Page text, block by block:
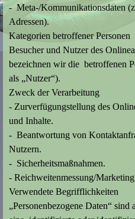
- Meta-/Kommunikationsdaten
Adressen).
Kategorien betroffener Personen
Besucher und Nutzer des
bezeichnen wir die betroffenen
als „Nutzer“).
Zweck der Verarbeitung
- Zurverfügungstellung des
und Inhalte.
- Beantwortung von
Nutzern.
- Sicherheitsmaßnahmen.
- Reichweitenmessung/Marketing
Verwendete Begrifflichkeiten
„Personenbezogene Daten“